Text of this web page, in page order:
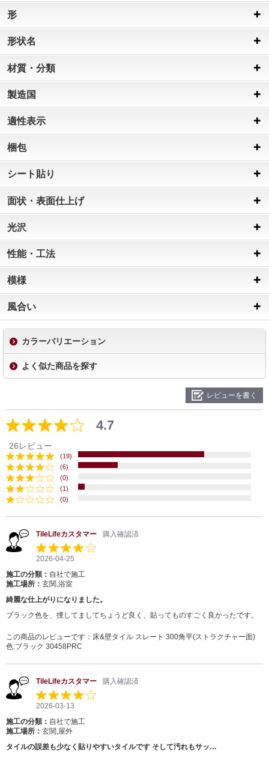
形
形状名
材質・分類
製造国
適性表示
梱包
シート貼り
面状・表面仕上げ
光沢
性能・工法
模様
風合い
カラーバリエーション
よく似た商品を探す
レビューを書く
4.7
26レビュー
(19)
(6)
(0)
(1)
(0)
TileLifeカスタマー 購入確認済
2026-04-25
施工の分類： 自社で施工
施工場所： 玄関,浴室
綺麗な仕上がりになりました。
ブラック色を、捜してましてちょうど良く、貼ってものすごく良かったです。
この商品のレビューです： 床&壁タイル スレート 300角平(ストラクチャー面)
色:ブラック 30458PRC
TileLifeカスタマー 購入確認済
2026-03-13
施工の分類： 自社で施工
施工場所： 玄関,屋外
タイルの誤差も少なく貼りやすいタイルです そして汚れもサッ…